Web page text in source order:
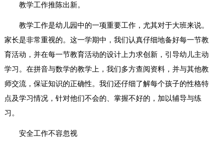
教学工作推陈出新。
教学工作是幼儿园中的一项重要工作，尤其对于大班来说。
家长是非常重视的。这一学期中，我们认真仔细地备好每一节教
育活动，并在每一节教育活动的设计上力求创新，引导幼儿主动
学习。在拼音与数学的教学上，我们多方查阅资料，并与其他教
师交流，保证知识的正确性。我们还仔细了解每个孩子的性格特
点及学习情况，针对他们不会的、掌握不好的，加以辅导与练
习。
安全工作不容忽视